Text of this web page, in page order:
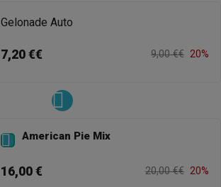
Gelonade Auto
7,20 €€ 9,00 €€ 20%
 American Pie Mix
16,00 € 20,00 €€ 20%